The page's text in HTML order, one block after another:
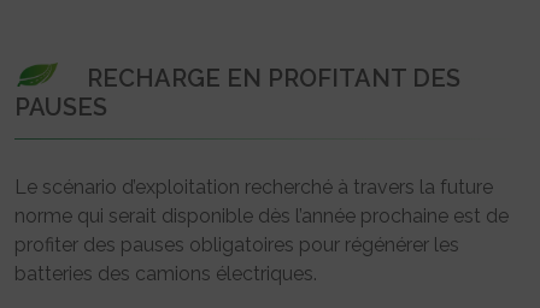
RECHARGE EN PROFITANT DES
PAUSES
Le scénario d’exploitation recherché à travers la future
norme qui serait disponible dès l’année prochaine est de
profiter des pauses obligatoires pour régénérer les
batteries des camions électriques.